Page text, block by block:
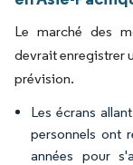
Le marché des
devrait enregistrer
prévision.
Les écrans
personnels ont
années pour